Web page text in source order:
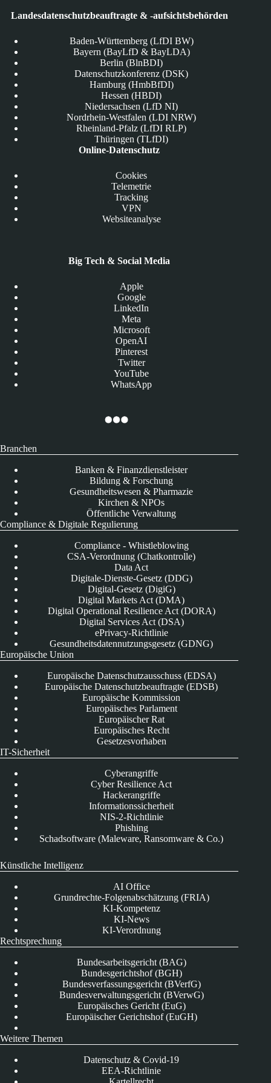
Landesdatenschutzbeauftragte & -aufsichtsbehörden
Baden-Württemberg (LfDI BW)
Bayern (BayLfD & BayLDA)
Berlin (BlnBDI)
Datenschutzkonferenz (DSK)
Hamburg (HmbBfDI)
Hessen (HBDI)
Niedersachsen (LfD NI)
Nordrhein-Westfalen (LDI NRW)
Rheinland-Pfalz (LfDI RLP)
Thüringen (TLfDI)
Online-Datenschutz
Cookies
Telemetrie
Tracking
VPN
Websiteanalyse
Big Tech & Social Media
Apple
Google
LinkedIn
Meta
Microsoft
OpenAI
Pinterest
Twitter
YouTube
WhatsApp
Branchen
Banken & Finanzdienstleister
Bildung & Forschung
Gesundheitswesen & Pharmazie
Kirchen & NPOs
Öffentliche Verwaltung
Compliance & Digitale Regulierung
Compliance - Whistleblowing
CSA-Verordnung (Chatkontrolle)
Data Act
Digitale-Dienste-Gesetz (DDG)
Digital-Gesetz (DigiG)
Digital Markets Act (DMA)
Digital Operational Resilience Act (DORA)
Digital Services Act (DSA)
ePrivacy-Richtlinie
Gesundheitsdatennutzungsgesetz (GDNG)
Europäische Union
Europäische Datenschutzausschuss (EDSA)
Europäische Datenschutzbeauftragte (EDSB)
Europäische Kommission
Europäisches Parlament
Europäischer Rat
Europäisches Recht
Gesetzesvorhaben
IT-Sicherheit
Cyberangriffe
Cyber Resilience Act
Hackerangriffe
Informationssicherheit
NIS-2-Richtlinie
Phishing
Schadsoftware (Maleware, Ransomware & Co.)
Künstliche Intelligenz
AI Office
Grundrechte-Folgenabschätzung (FRIA)
KI-Kompetenz
KI-News
KI-Verordnung
Rechtsprechung
Bundesarbeitsgericht (BAG)
Bundesgerichtshof (BGH)
Bundesverfassungsgericht (BVerfG)
Bundesverwaltungsgericht (BVerwG)
Europäisches Gericht (EuG)
Europäischer Gerichtshof (EuGH)
Weitere Themen
Datenschutz & Covid-19
EEA-Richtlinie